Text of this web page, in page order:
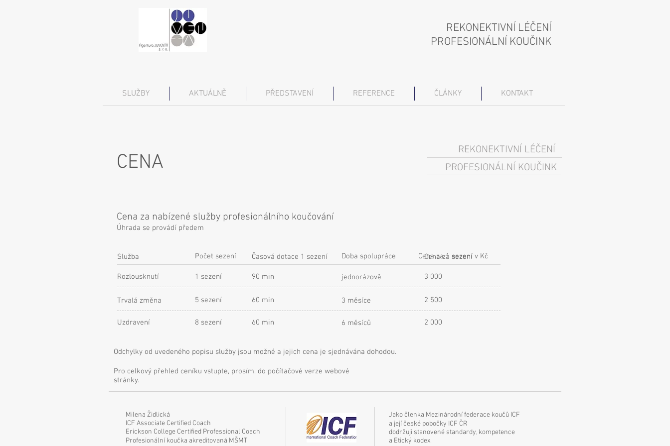
REKONEKTIVNÍ LÉČENÍ
PROFESIONÁLNÍ KOUČINK
SLUŽBY AKTUÁLNĚ PŘEDSTAVENÍ REFERENCE ČLÁNKY KONTAKT
CENA
REKONEKTIVNÍ LÉČENÍ
PROFESIONÁLNÍ KOUČINK
Cena za nabízené služby profesionálního koučování
Úhrada se provádí předem
Cena za 1 sezení v Kč
Služba Počet sezení Časová dotace 1 sezení Doba spolupráce Cena za sezení
Rozlousknutí 1 sezení 90 min jednorázově 3 000
Trvalá změna 5 sezení 60 min 3 měsíce 2 500
Uzdravení 8 sezení 60 min 6 měsíců 2 000
Odchylky od uvedeného popisu služby jsou možné a jejich cena je sjednávána dohodou.
Pro celkový přehled ceníku vstupte, prosím, do počítačové verze webové
stránky.
Milena Židlická
ICF Associate Certified Coach
Erickson College Certified Professional Coach
Profesionální koučka akreditovaná MŠMT
Jako členka Mezinárodní federace koučů ICF
a její české pobočky ICF ČR
dodržuji stanovené standardy, kompetence
a Etický kodex.